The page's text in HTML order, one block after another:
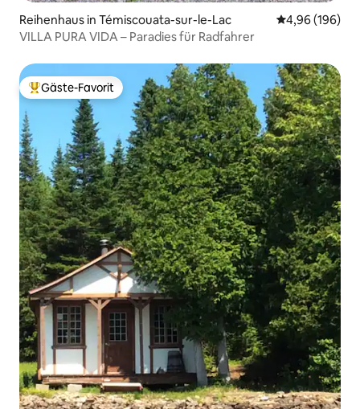
Reihenhaus in Témiscouata-sur-le-Lac
4,96 (196)
VILLA PURA VIDA – Paradies für Radfahrer
Beliebter Gäste-Favorit.
Gäste-Favorit